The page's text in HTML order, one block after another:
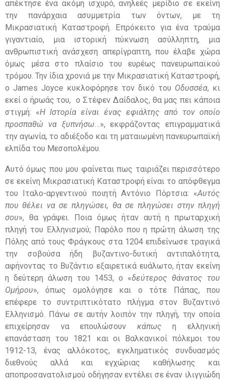
απέκτησε ένα ακόμη ισχυρό, ανηλεές μερίδιο σε εκείνη
την πανάρχαια ασυμμετρία των όντων, με τη
Μικρασιατική Καταστροφή. Επρόκειτο για ένα τραύμα
γιγαντιαίο, μια ιστορική πύκνωση ασύλληπτη, μια
ανθρωπιστική ανάσχεση απερίγραπτη, που έλαβε χώρα
όμως μέσα στο πλαίσιο του ευρέως πανευρωπαϊκού
τρόμου. Την ίδια χρονιά με την Μικρασιατική Καταστροφή,
ο James Joyce κυκλοφόρησε τον δικό του Οδυσσέα, κι
εκεί ο ήρωάς του, ο Στέφεν Δαίδαλος, θα μας πει κάποια
στιγμή: «Η Ιστορία είναι ένας εφιάλτης από τον οποίο
προσπαθώ να ξυπνήσω…», εκφράζοντας επιγραμματικά
την αγωνία, το αδιέξοδο και τη ματαιωμένη πανευρωπαϊκή
ελπίδα του Μεσοπολέμου.
Αυτό όμως που μου φαίνεται πως ταιριάζει περισσότερο
σε εκείνη Μικρασιατική Καταστροφή είναι το απόφθεγμα
του Ιταλο-αργεντινού ποιητή Αντόνιο Πόρτσια: «Αυτός
που θέλει να σε πληγώσει, θα σε πληγώσει στην πληγή
σου», θα γράψει. Ποια όμως ήταν αυτή η πρωταρχική
πληγή του Ελληνισμού; Παρόλο που η πρώτη άλωση της
Πόλης από τους Φράγκους στα 1204 επιδείνωσε τραγικά
την σοβούσα ήδη βυζαντινο-δυτική αντιπαλότητα,
αφήνοντας το Βυζάντιο εξαιρετικά ευάλωτο, ήταν εκείνη
η δεύτερη άλωση του 1453, ο «δεύτερος θάνατος του
Ομήρου», όπως ομολόγησε και ο τότε Πάπας, που
επέφερε το συντριπτικότατο πλήγμα στον Βυζαντινό
Ελληνισμό. Πάνω σε αυτήν λοιπόν την πληγή, την οποία
επιχείρησαν να επουλώσουν κάπωςη ελληνική
επανάσταση του 1821 και οι Βαλκανικοί πόλεμοι του
1912-13, ένας αλλόκοτος, εγκληματικός συνδυασμός
διεθνούς αλλά και εγχώριας καθήλωσης και
αποπροσανατολισμού οδήγησαν εντέλει σε έναν ιλιγγιώδη